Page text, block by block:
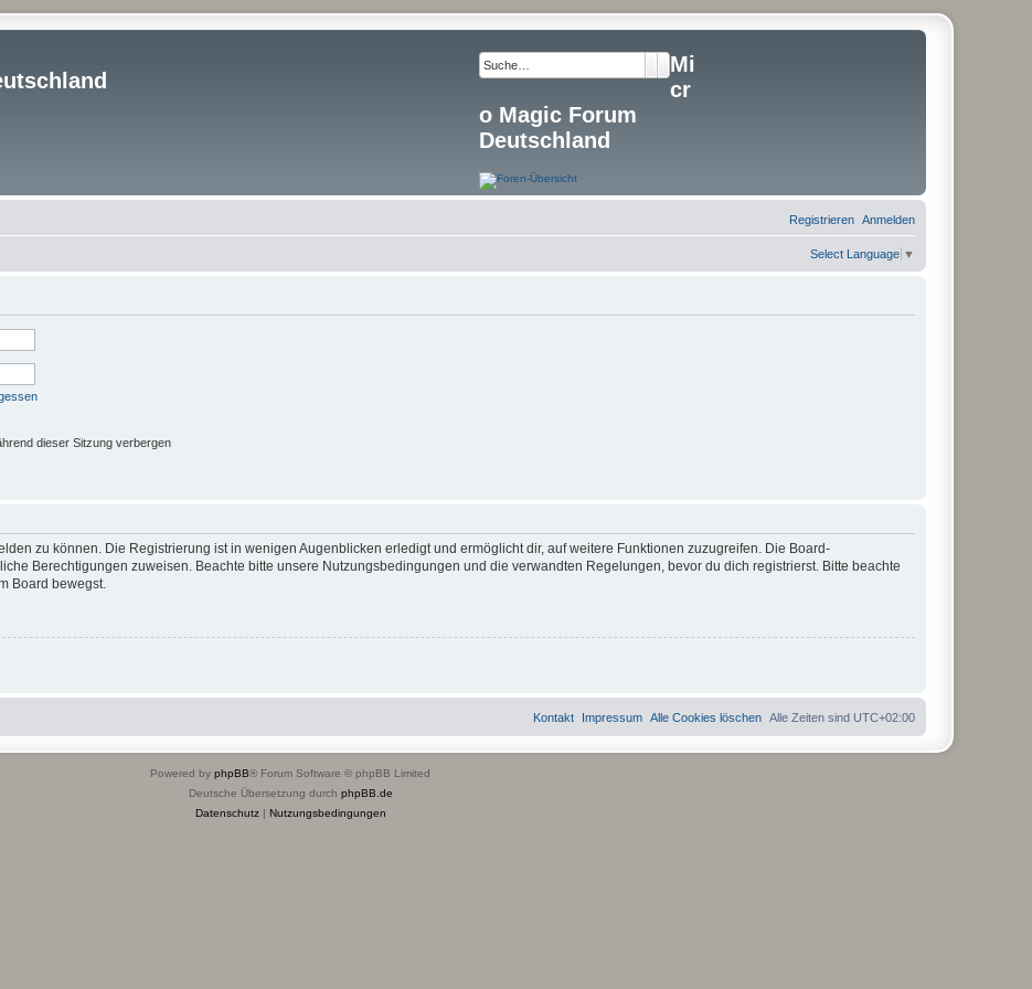
Suche
Erweiterte Suche
Mi
cr
o Magic Forum
Deutschland
Anmelden
Registrieren
Select Language ▼
dieser Sitzung verbergen
zu können. Die Registrierung ist in wenigen Augenblicken erledigt und ermöglicht dir, auf weitere Funktionen zuzugreifen. Die Board-
Berechtigungen zuweisen. Beachte bitte unsere Nutzungsbedingungen und die verwandten Regelungen, bevor du dich registrierst. Bitte beachte
Board bewegst.
Alle Zeiten sind UTC+02:00
Alle Cookies löschen
Impressum
Kontakt
Powered by phpBB® Forum Software © phpBB Limited
Deutsche Übersetzung durch phpBB.de
Datenschutz| Nutzungsbedingungen